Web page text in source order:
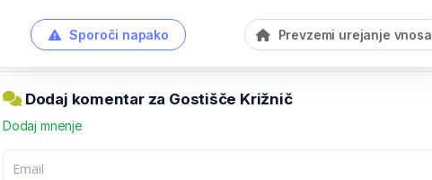
Sporoči napako Prevzemi urejanje vnosa
Dodaj komentar za Gostišče Križnič
Dodaj mnenje